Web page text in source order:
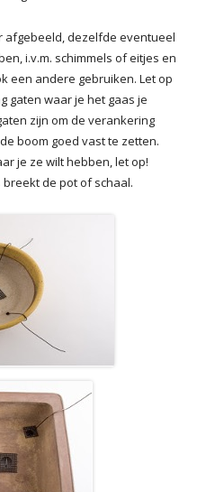
afgebeeld, dezelfde eventueel
i.v.m. schimmels of eitjes en
een andere gebruiken. Let op
gaten waar je het gaas je
zijn om de verankering
boom goed vast te zetten.
je ze wilt hebben, let op!
de pot of schaal.